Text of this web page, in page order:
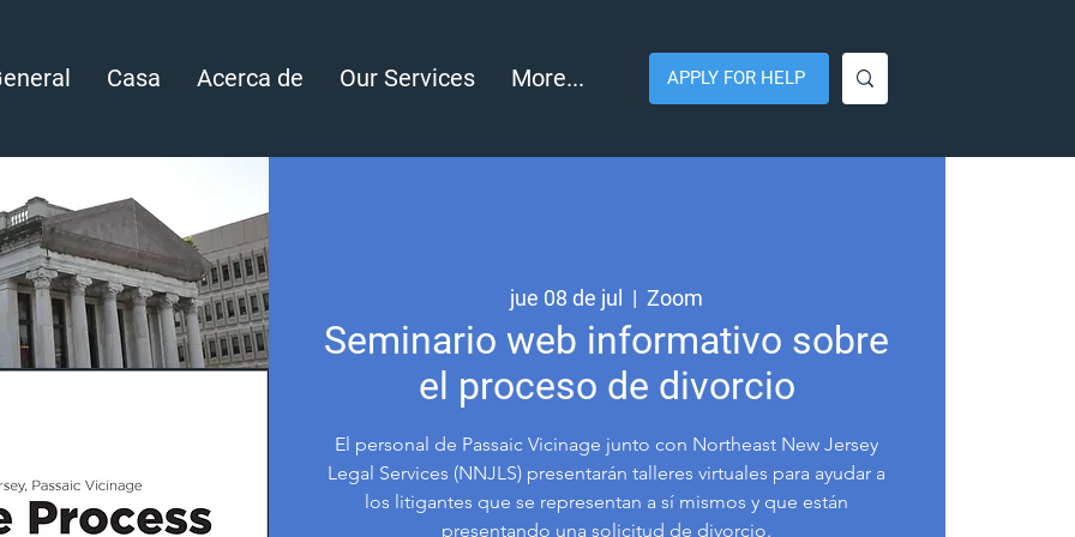
Casa Acerca de Our Services More... APPLY FOR HELP
jue 08 de jul
  |
Zoom
Seminario web informativo sobre
el proceso de divorcio
El personal de Passaic Vicinage junto con Northeast New Jersey
Legal Services (NNJLS) presentarán talleres virtuales para ayudar a
los litigantes que se representan a sí mismos y que están
presentando una solicitud de divorcio.